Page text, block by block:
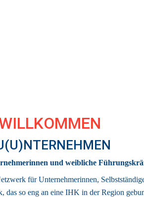
und weibliche
für Unternehmerinnen,
, das so eng an eine IHK in der Region